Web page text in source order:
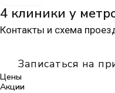
4 клиники у
Контакты и схема
Записаться на
Цены
Акции